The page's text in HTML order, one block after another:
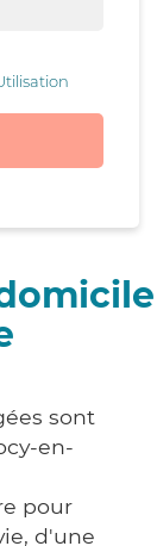
sont
en-
pour
d'une